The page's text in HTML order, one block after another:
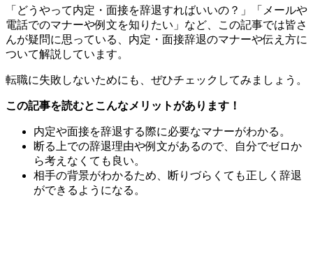
「どうやって内定・面接を辞退すればいいの？」「メールや
電話でのマナーや例文を知りたい」など、この記事では皆さ
んが疑問に思っている、内定・面接辞退のマナーや伝え方に
ついて解説しています。
転職に失敗しないためにも、ぜひチェックしてみましょう。
この記事を読むとこんなメリットがあります！
内定や面接を辞退する際に必要なマナーがわかる。
断る上での辞退理由や例文があるので、自分でゼロか
ら考えなくても良い。
相手の背景がわかるため、断りづらくても正しく辞退
ができるようになる。